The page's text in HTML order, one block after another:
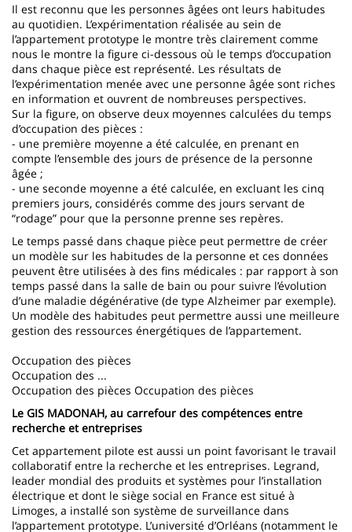
Il est reconnu que les personnes âgées ont leurs habitudes
au quotidien. L’expérimentation réalisée au sein de
l’appartement prototype le montre très clairement comme
nous le montre la figure ci-dessous où le temps d’occupation
dans chaque pièce est représenté. Les résultats de
l’expérimentation menée avec une personne âgée sont riches
en information et ouvrent de nombreuses perspectives.
Sur la figure, on observe deux moyennes calculées du temps
d’occupation des pièces :
- une première moyenne a été calculée, en prenant en
compte l’ensemble des jours de présence de la personne
âgée ;
- une seconde moyenne a été calculée, en excluant les cinq
premiers jours, considérés comme des jours servant de
“rodage” pour que la personne prenne ses repères.
Le temps passé dans chaque pièce peut permettre de créer
un modèle sur les habitudes de la personne et ces données
peuvent être utilisées à des fins médicales : par rapport à son
temps passé dans la salle de bain ou pour suivre l’évolution
d’une maladie dégénérative (de type Alzheimer par exemple).
Un modèle des habitudes peut permettre aussi une meilleure
gestion des ressources énergétiques de l’appartement.
Occupation des pièces
Occupation des ...
Occupation des pièces Occupation des pièces
Le GIS MADONAH, au carrefour des compétences entre
recherche et entreprises
Cet appartement pilote est aussi un point favorisant le travail
collaboratif entre la recherche et les entreprises. Legrand,
leader mondial des produits et systèmes pour l’installation
électrique et dont le siège social en France est situé à
Limoges, a installé son système de surveillance dans
l’appartement prototype. L’université d’Orléans (notamment le